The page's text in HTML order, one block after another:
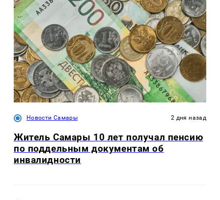
Новости Самары 2 дня назад
Житель Самары 10 лет получал пенсию
по поддельным документам об
инвалидности